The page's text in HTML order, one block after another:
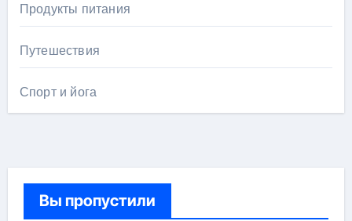
Продукты питания
Путешествия
Спорт и йога
Вы пропустили